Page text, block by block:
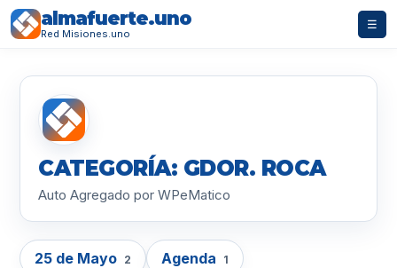
almafuerte.uno
Red Misiones.uno
☰
CATEGORÍA: GDOR. ROCA
Auto Agregado por WPeMatico
25 de Mayo 2 Agenda 1